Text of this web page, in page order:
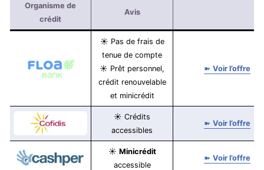
Organisme de
crédit
Avis
☀ Pas de frais de
tenue de compte
☀ Prêt personnel,
crédit renouvelable
et minicrédit
➽ Voir l’offre
☀ Crédits
accessibles
➽ Voir l’offre
☀ Minicrédit
accessible
➽ Voir l’offre